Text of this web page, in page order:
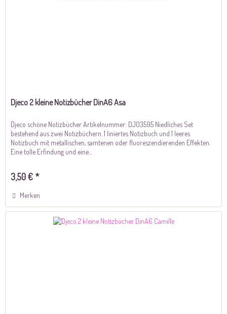
Djeco 2 kleine Notizbücher DinA6 Asa
Djeco schöne Notizbücher Artikelnummer: DJ03595 Niedliches Set
bestehend aus zwei Notizbüchern. 1 liniertes Notizbuch und 1 leeres
Notizbuch mit metallischen, samtenen oder fluoreszendierenden Effekten.
Eine tolle Erfindung und eine...
3,50 € *
Merken